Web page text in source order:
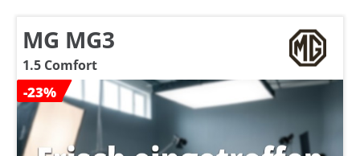
MG MG3
1.5 Comfort
-23%